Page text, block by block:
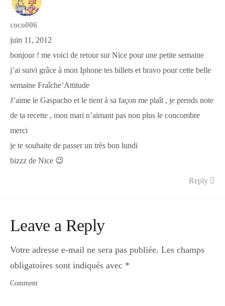
coco006
juin 11, 2012
bonjour ! me voici de retour sur Nice pour une petite semaine
j’ai suivi grâce à mon Iphone tes billets et bravo pour cette belle
semaine Fraîche’Attitude
J’aime le Gaspacho et le tient à sa façon me plaît , je prends note
de ta recette , mon mari n’aimant pas non plus le concombre
merci
je te souhaite de passer un très bon lundi
bizzz de Nice 😉
Reply
Leave a Reply
Votre adresse e-mail ne sera pas publiée. Les champs
obligatoires sont indiqués avec *
Comment